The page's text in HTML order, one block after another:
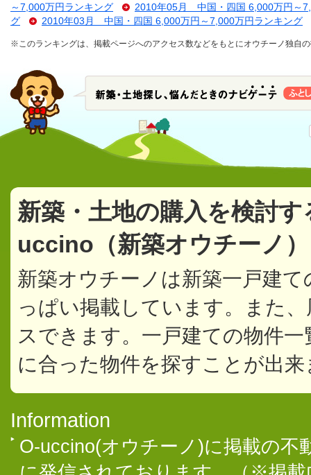
～7,000万円ランキング
2010年05月 中国・四国 6,000万円～
グ
2010年03月 中国・四国 6,000万円～7,000万円ランキング
※このランキングは、掲載ページへのアクセス数などをもとにオウチーノ独自
新築・土地の購入を検討
uccino（新築オウチーノ
新築オウチーノは新築一戸建
っぱい掲載しています。また
スできます。一戸建ての物件
に合った物件を探すことが出来
Information
O-uccino(オウチーノ)に掲載の不